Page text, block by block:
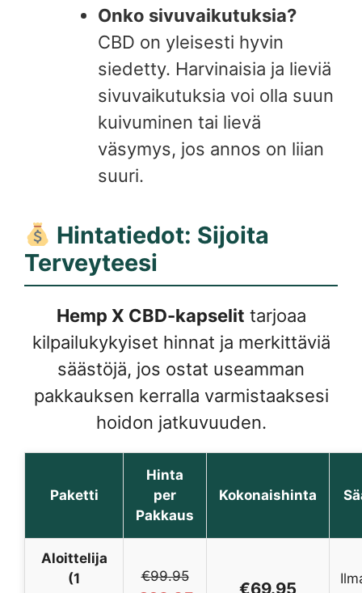
Onko sivuvaikutuksia?
CBD on yleisesti hyvin
siedetty. Harvinaisia ja lieviä
sivuvaikutuksia voi olla suun
kuivuminen tai lievä
väsymys, jos annos on liian
suuri.
Hintatiedot: Sijoita
Terveyteesi
Hemp X CBD-kapselit tarjoaa
kilpailukykyiset hinnat ja merkittäviä
säästöjä, jos ostat useamman
pakkauksen kerralla varmistaaksesi
hoidon jatkuvuuden.
Paketti
Hinta
per
Pakkaus
Kokonaishinta
Aloittelija
(1
€99.95
€69.95